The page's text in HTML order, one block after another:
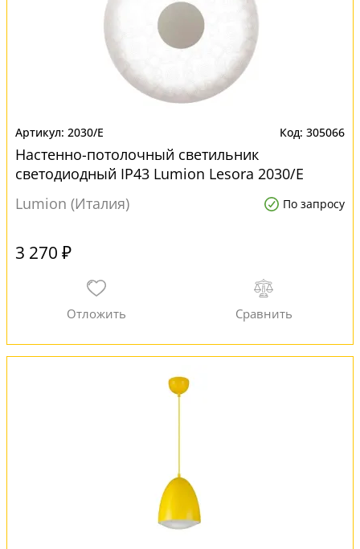
2030/E 305066
Настенно-потолочный светильник
светодиодный IP43 Lumion Lesora 2030/E
пластиковый
Lumion (Италия) По запросу
3 270 ₽